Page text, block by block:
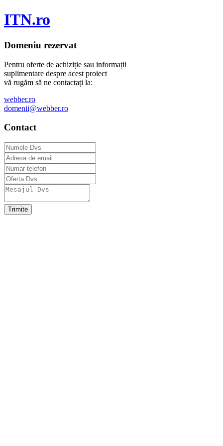
ITN.ro
Domeniu rezervat
Pentru oferte de achiziție sau informații
suplimentare despre acest proiect
vă rugăm să ne contactați la:
webber.ro
domenii@webber.ro
Contact
Trimite